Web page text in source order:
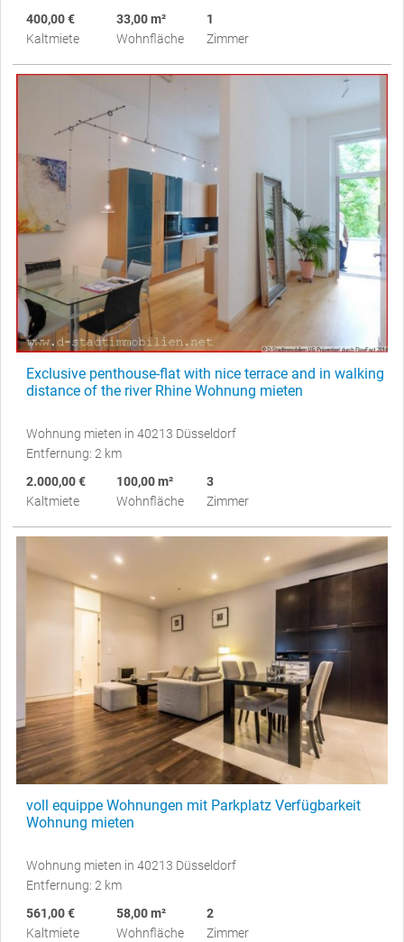
400,00 €
Kaltmiete
33,00 m²
Wohnfläche
1
Zimmer
Exclusive penthouse-flat with nice terrace and in walking
distance of the river Rhine Wohnung mieten
Wohnung mieten in 40213 Düsseldorf
Entfernung: 2 km
2.000,00 €
Kaltmiete
100,00 m²
Wohnfläche
3
Zimmer
voll equippe Wohnungen mit Parkplatz Verfügbarkeit
Wohnung mieten
Wohnung mieten in 40213 Düsseldorf
Entfernung: 2 km
561,00 €
Kaltmiete
58,00 m²
Wohnfläche
2
Zimmer